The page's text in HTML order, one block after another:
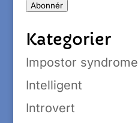
Abonnér
Kategorier
Impostor syndrome
Intelligent
Introvert